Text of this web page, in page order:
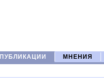
ПУБЛИКАЦИИ МНЕНИЯ